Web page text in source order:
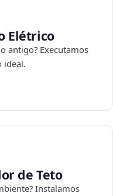
Elétrico
antigo? Executamos
ideal.
de Teto
Instalamos